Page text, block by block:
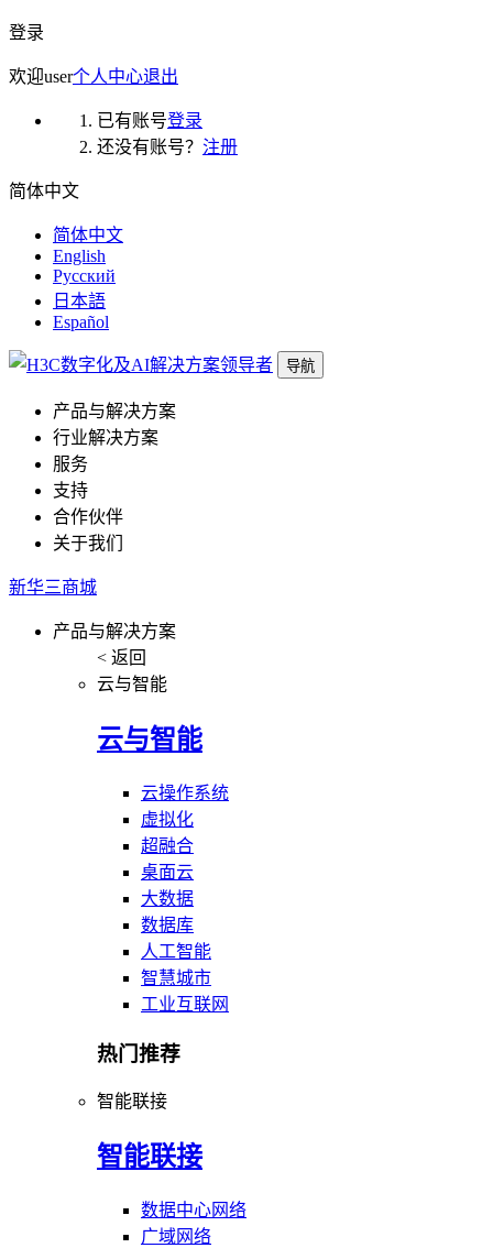
登录
欢迎user个人中心退出
已有账号登录
还没有账号？ 注册
简体中文
简体中文
English
Русский
日本語
Español
导航
产品与解决方案
行业解决方案
服务
支持
合作伙伴
关于我们
新华三商城
产品与解决方案
< 返回
云与智能
云与智能
云操作系统
虚拟化
超融合
桌面云
大数据
数据库
人工智能
智慧城市
工业互联网
热门推荐
智能联接
智能联接
数据中心网络
广域网络